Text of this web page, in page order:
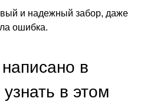
и надежный забор, даже
ошибка.
в
в этом